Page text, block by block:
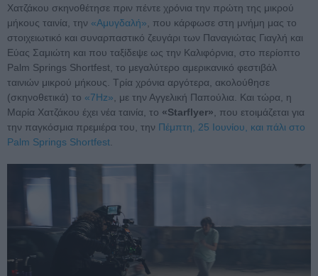
Χατζάκου σκηνοθέτησε πριν πέντε χρόνια την πρώτη της μικρού
μήκους ταινία, την «Αμυγδαλή» , που κάρφωσε στη μνήμη μας το
στοιχειωτικό και συναρπαστικό ζευγάρι των Παναγιώτας Γιαγλή και
Εύας Σαμιώτη και που ταξίδεψε ως την Καλιφόρνια, στο περίοπτο
Palm Springs Shortfest, το μεγαλύτερο αμερικανικό φεστιβάλ
ταινιών μικρού μήκους. Τρία χρόνια αργότερα, ακολούθησε
(σκηνοθετικά) το «7Hz» , με την Αγγελική Παπούλια. Και τώρα, η
Μαρία Χατζάκου έχει νέα ταινία, το «Starflyer» , που ετοιμάζεται για
την παγκόσμια πρεμιέρα του, την Πέμπτη, 25 Ιουνίου, και πάλι στο
Palm Springs Shortfest